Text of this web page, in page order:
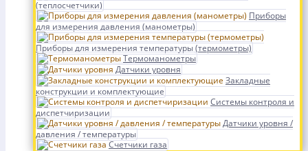
(теплосчетчики)
Приборы
для измерения давления (манометры)
Приборы для измерения температуры (термометры)
Термоманометры
Датчики уровня
Закладные
конструкции и комплектующие
Системы контроля и
диспетчиризации
Датчики уровня /
давления / температуры
Счетчики газа